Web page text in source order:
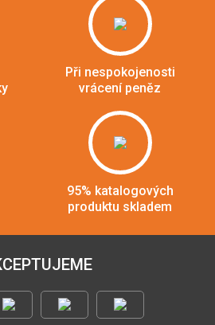
Při nespokojenosti
vrácení peněz
95% katalogových
produktu skladem